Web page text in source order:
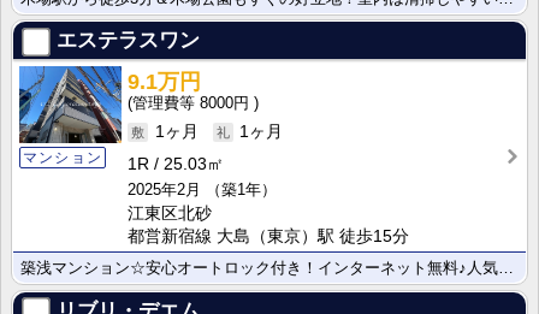
エステラスワン
マンション
9.1万円
8000円
1ヶ月
1ヶ月
1R
25.03㎡
2025年2月
（築1年）
江東区北砂
都営新宿線 大島（東京）駅 徒歩15分